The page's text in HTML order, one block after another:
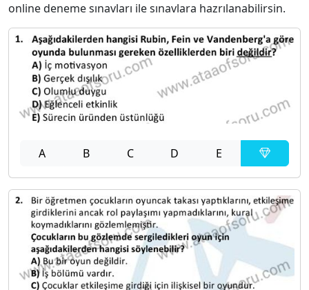
online deneme sınavları ile sınavlara hazrılanabilirsin.
A B C D E